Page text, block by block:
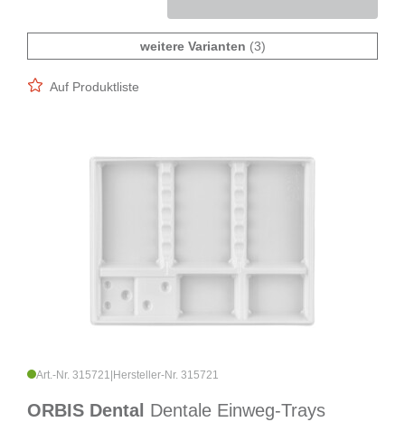
weitere Varianten (3)
Auf Produktliste
Art.-Nr. 315721 Hersteller-Nr. 315721
ORBIS Dental Dentale Einweg-Trays